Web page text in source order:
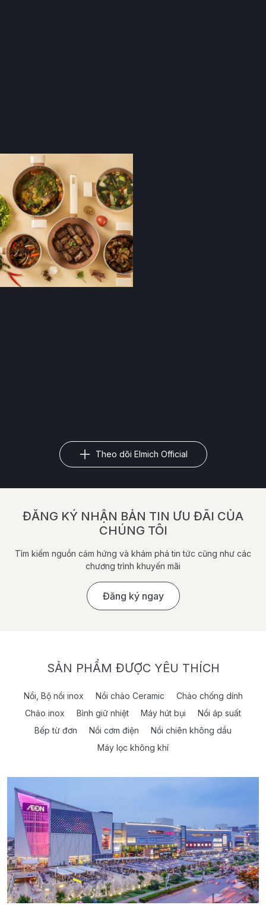
Theo dõi Elmich Official
ĐĂNG KÝ NHẬN BẢN TIN ƯU ĐÃI CỦA
CHÚNG TÔI
Tìm kiếm nguồn cảm hứng và khám phá tin tức cũng như các
chương trình khuyến mãi
Đăng ký ngay
SẢN PHẨM ĐƯỢC YÊU THÍCH
Nồi, Bộ nồi inox Nồi chảo Ceramic
Chảo chống dính
Chảo inox
Bình giữ nhiệt Máy hút bụi
Nồi áp suất
Bếp từ đơn
Nồi cơm điện
Nồi chiên không dầu
Máy lọc không khí